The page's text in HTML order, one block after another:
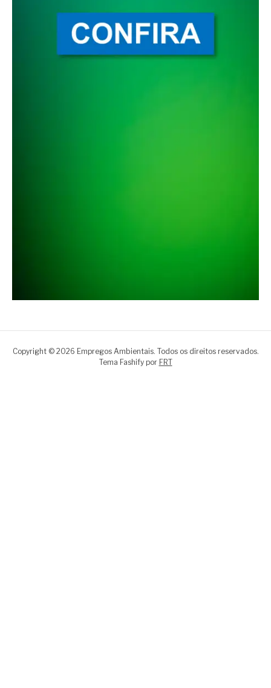
Copyright © 2026 Empregos Ambientais. Todos os direitos reservados.
Tema Fashify por FRT